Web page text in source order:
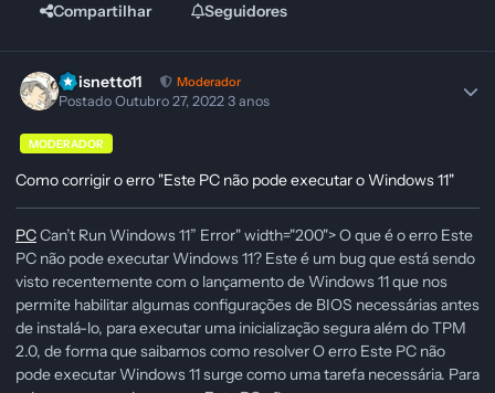
Compartilhar Seguidores
Pbisnetto11 Moderador
PostadoOutubro 27, 20223 anos
MODERADOR
Como corrigir o erro "Este PC não pode executar o Windows 11"
PCCan’t Run Windows 11” Error" width="200"> O que é o erro Este
PC não pode executar Windows 11? Este é um bug que está sendo
visto recentemente com o lançamento de Windows 11 que nos
permite habilitar algumas configurações de BIOS necessárias antes
de instalá-lo, para executar uma inicialização segura além do TPM
2.0, de forma que saibamos como resolver O erro Este PC não
pode executar Windows 11 surge como uma tarefa necessária. Para